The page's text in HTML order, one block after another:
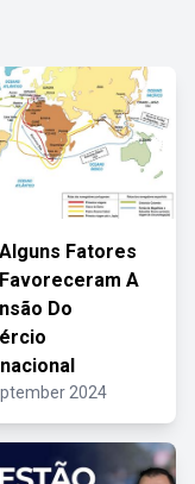
Fatores
A
Do
2024